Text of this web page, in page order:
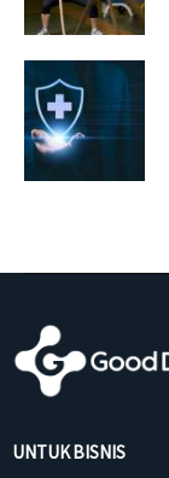
UNTUK BISNIS